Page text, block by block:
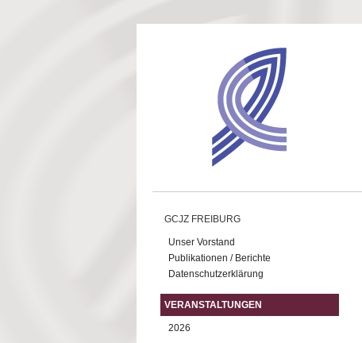
GCJZ FREIBURG
Unser Vorstand
Publikationen / Berichte
Datenschutzerklärung
VERANSTALTUNGEN
2026